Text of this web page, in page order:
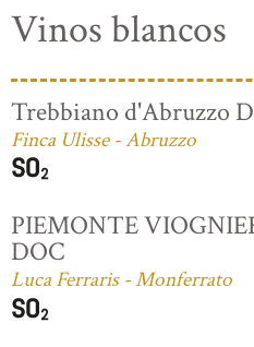
Vinos blancos
Trebbiano d'Abruzzo
Finca Ulisse - Abruzzo
PIEMONTE
DOC
Luca Ferraris - Monferrato